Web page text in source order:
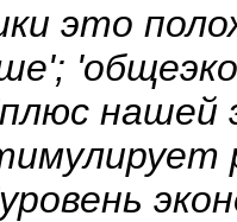
это
нашей